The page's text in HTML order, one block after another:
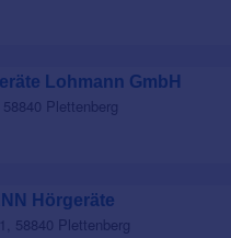
Lohmann GmbH
Plettenberg
Hörgeräte
58840 Plettenberg